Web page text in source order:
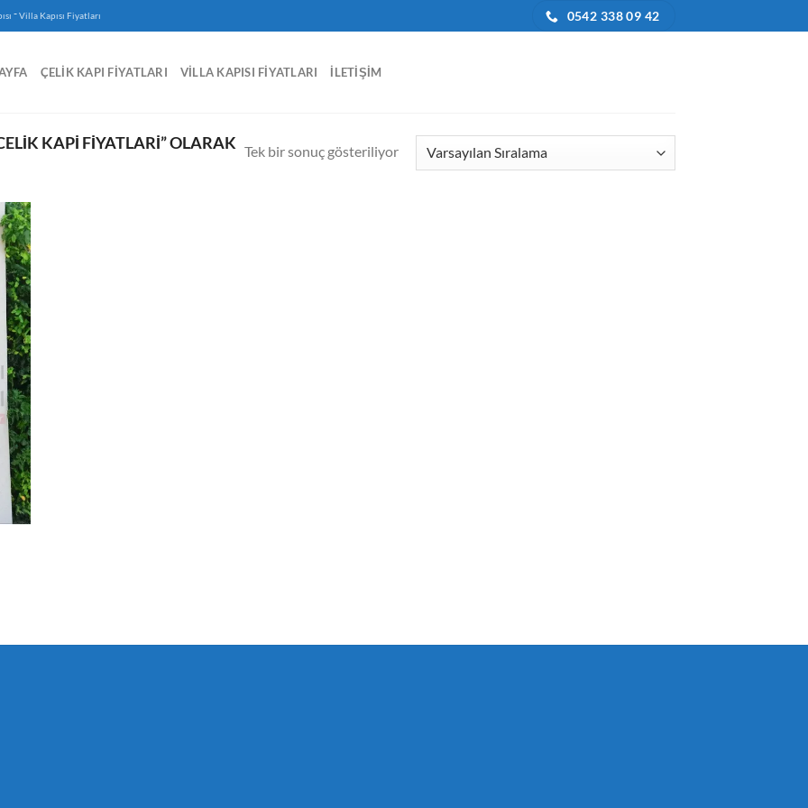
-Villa Kapısı Fiyatları 0542 338 09 42
ÇELIK KAPI FIYATLARI VILLA KAPISI FIYATLARI İLETIŞIM
KAPI FIYATLARI” OLARAK Tek bir sonuç gösteriliyor